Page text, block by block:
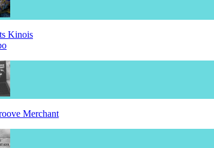
Kinois
Merchant